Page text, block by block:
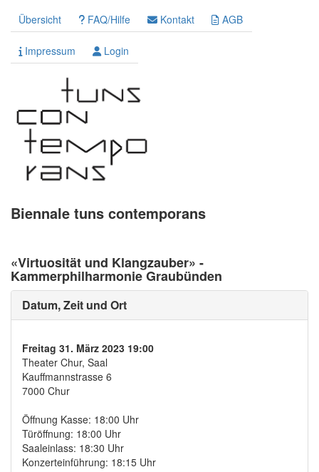
Übersicht FAQ/Hilfe Kontakt AGB
Impressum Login
Biennale tuns contemporans
«Virtuosität und Klangzauber» -
Kammerphilharmonie Graubünden
Datum, Zeit und Ort
Freitag 31. März 2023 19:00
Theater Chur, Saal
Kauffmannstrasse 6
7000 Chur
Öffnung Kasse: 18:00 Uhr
Türöffnung: 18:00 Uhr
Saaleinlass: 18:30 Uhr
Konzerteinführung: 18:15 Uhr